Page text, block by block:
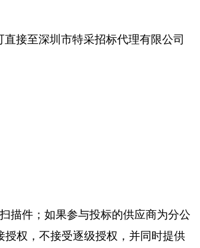
接至深圳市特采招标代理有限公司
描件；如果参与投标的供应商为分公
权，不接受逐级授权，并同时提供